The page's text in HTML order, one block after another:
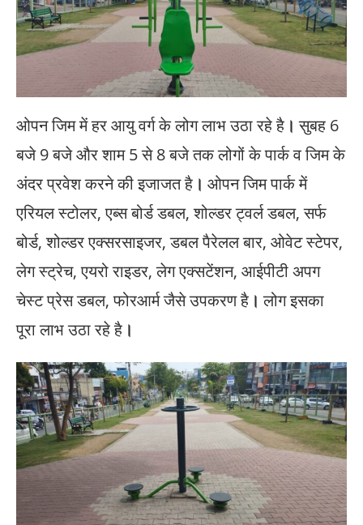
ओपन जिम में हर आयु वर्ग के लोग लाभ उठा रहे है । सुबह 6
बजे 9 बजे और शाम 5 से 8 बजे तक लोगों के पार्क व जिम के
अंदर प्रवेश करने की इजाजत है । ओपन जिम पार्क में
एरियल स्टोलर, एब्स बोर्ड डबल, शोल्डर ट्वर्ल डबल, सर्फ
बोर्ड, शोल्डर एक्सरसाइजर, डबल पैरेलल बार, ओवेट स्टेपर,
लेग स्ट्रेच, एयरो राइडर, लेग एक्सटेंशन, आईपीटी अपग
चेस्ट प्रेस डबल, फोरआर्म जैसे उपकरण है । लोग इसका
पूरा लाभ उठा रहे है ।